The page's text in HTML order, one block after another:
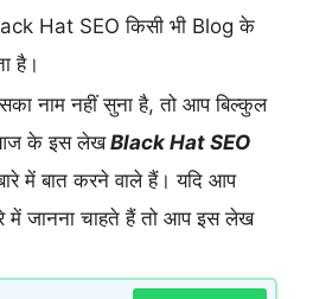
Hat SEO किसी भी Blog के
है।
नाम नहीं सुना है, तो आप बिल्कुल
आज के इस लेखBlack Hat SEO
में बात करने वाले हैं। यदि आप
में जानना चाहते हैं तो आप इस लेख